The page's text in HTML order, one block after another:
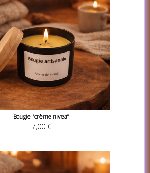
Bougie "crème nivea"
7,00 €